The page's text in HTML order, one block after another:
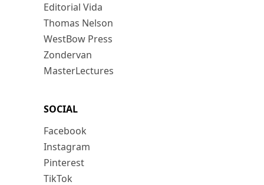
Editorial Vida
Thomas Nelson
WestBow Press
Zondervan
MasterLectures
SOCIAL
Facebook
Instagram
Pinterest
TikTok